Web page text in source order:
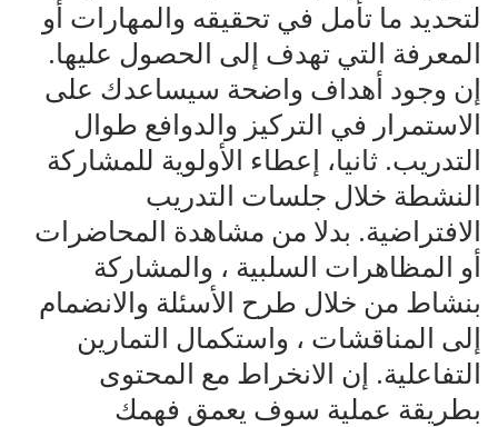
لتحديد ما تأمل في تحقيقه والمهارات أو
المعرفة التي تهدف إلى الحصول عليها.
إن وجود أهداف واضحة سيساعدك على
الاستمرار في التركيز والدوافع طوال
التدريب. ثانيا، إعطاء الأولوية للمشاركة
النشطة خلال جلسات التدريب
الافتراضية. بدلا من مشاهدة المحاضرات
أو المظاهرات السلبية ، والمشاركة
بنشاط من خلال طرح الأسئلة والانضمام
إلى المناقشات ، واستكمال التمارين
التفاعلية. إن الانخراط مع المحتوى
بطريقة عملية سوف يعمق فهمك